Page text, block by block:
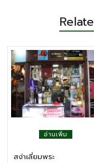
อ่านเพิ่ม
สง่าเลี่ยมพระ